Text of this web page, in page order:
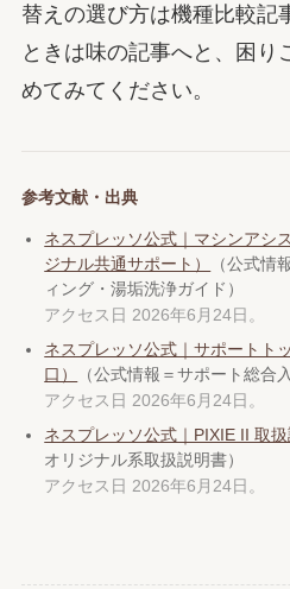
替えの選び方は機種比較記
ときは味の記事へと、困り
めてみてください。
参考文献・出典
ネスプレッソ公式｜マシンアシ
ジナル共通サポート）
（公式情
ィング・湯垢洗浄ガイド）
アクセス日 2026年6月24日。
ネスプレッソ公式｜サポートト
口）
（公式情報＝サポート総合
アクセス日 2026年6月24日。
ネスプレッソ公式｜PIXIE II 取扱
オリジナル系取扱説明書）
アクセス日 2026年6月24日。